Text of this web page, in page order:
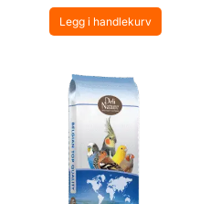
Legg i handlekurv